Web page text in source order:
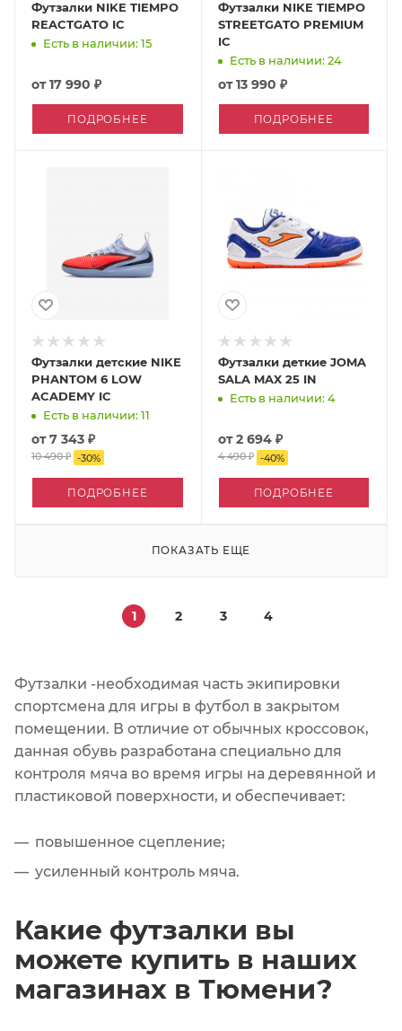
Футзалки NIKE TIEMPO
REACTGATO IC
Есть в наличии: 15
от17 990 ₽
ПОДРОБНЕЕ
Футзалки NIKE TIEMPO
STREETGATO PREMIUM
IC
Есть в наличии: 24
от13 990 ₽
ПОДРОБНЕЕ
Футзалки детские NIKE
PHANTOM 6 LOW
ACADEMY IC
Есть в наличии: 11
от7 343 ₽
10 490 ₽ -30%
ПОДРОБНЕЕ
Футзалки деткие JOMA
SALA MAX 25 IN
Есть в наличии: 4
от2 694 ₽
4 490 ₽ -40%
ПОДРОБНЕЕ
ПОКАЗАТЬ ЕЩЕ
1 2 3 4
Футзалки -необходимая часть экипировки
спортсмена для игры в футбол в закрытом
помещении. В отличие от обычных кроссовок,
данная обувь разработана специально для
контроля мяча во время игры на деревянной и
пластиковой поверхности, и обеспечивает:
повышенное сцепление;
усиленный контроль мяча.
Какие футзалки вы
можете купить в наших
магазинах в Тюмени?